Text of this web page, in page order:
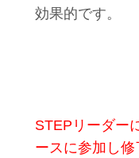
効果的です。
STEPリーダー
ースに参加し